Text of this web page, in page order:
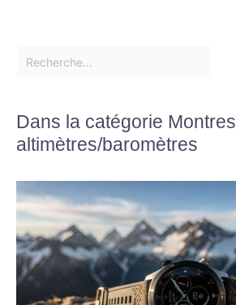
Dans la catégorie Montres
altimètres/baromètres